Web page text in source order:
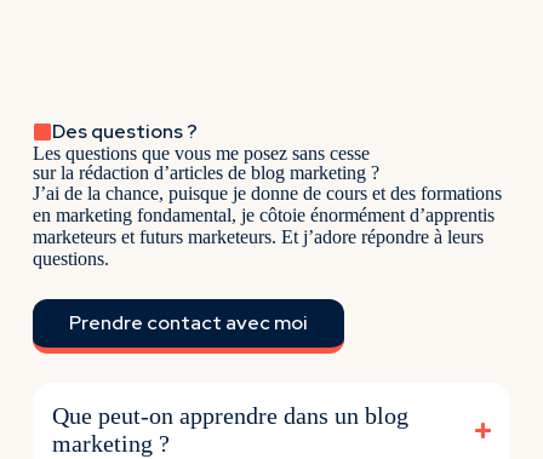
Des questions ?
Les questions que vous me posez sans cesse
sur la rédaction d’articles de blog marketing ?
J’ai de la chance, puisque je donne de cours et des formations
en marketing fondamental, je côtoie énormément d’apprentis
marketeurs et futurs marketeurs. Et j’adore répondre à leurs
questions.
Prendre contact avec moi
Que peut-on apprendre dans un blog
marketing ?